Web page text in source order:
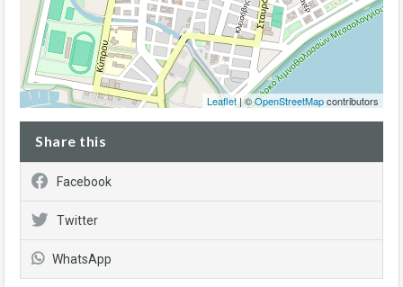
Leaflet | ©OpenStreetMapcontributors
Share this
Facebook
Twitter
WhatsApp